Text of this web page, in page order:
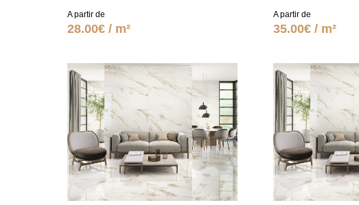
A partir de
28.00€ / m²
A partir de
35.00€ / m²